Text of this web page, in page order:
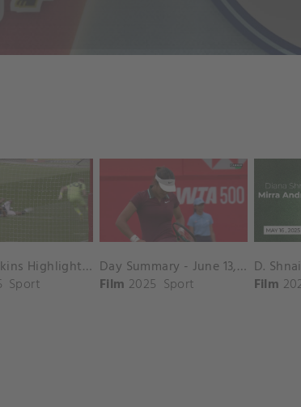
Ollie Watkins Highlights vs. Southampton
Sport
Day Summary - June 13, 2025
Film 2025 Sport
Film